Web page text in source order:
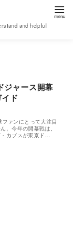
and helpful
ジャース開幕
ド
ァンにとって大注目
。今年の開幕戦は、
カブスが東京ド…